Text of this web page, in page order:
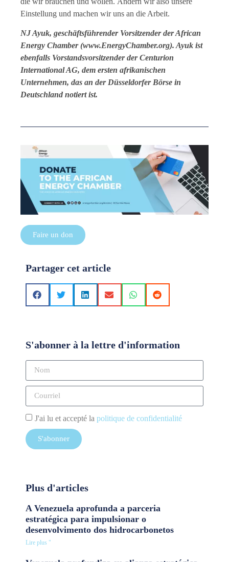
Einstellung und machen wir uns an die Arbeit.
NJ Ayuk, geschäftsführender Vorsitzender der African
Energy Chamber (www.EnergyChamber.org). Ayuk ist
ebenfalls Vorstandsvorsitzender der Centurion
International AG, dem ersten afrikanischen
Unternehmen, das an der Düsseldorfer Börse in
Deutschland notiert ist.
Faire un don
Partager cet article
S'abonner à la lettre d'information
J'ai lu et accepté la politique de confidentialité
S'abonner
Plus d'articles
A Venezuela aprofunda a parceria
estratégica para impulsionar o
desenvolvimento dos hidrocarbonetos
Lire plus "